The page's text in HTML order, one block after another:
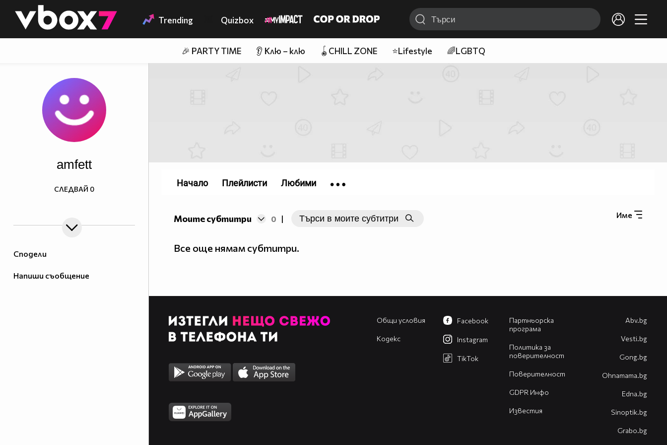
👾 Trending Quizbox
🎉 PARTY TIME 👂 Клю – клю 🪀CHILL ZONE ⭐Lifestyle 🌈LGBTQ
Сподели
Напиши съобщение
amfett
СЛЕДВАЙ 0
Моите субтитри 0 | Име
Все още нямам субтитри.
Начало Плейлисти Любими
Общи условия
Кодекс
Партньорска
програма
Политика за
поверителност
Поверителност
GDPR Инфо
Известия
Facebook
Instagram
TikTok
Abv.bg
Vesti.bg
Gong.bg
Оhnamama.bg
Edna.bg
Sinoptik.bg
Grabo.bg